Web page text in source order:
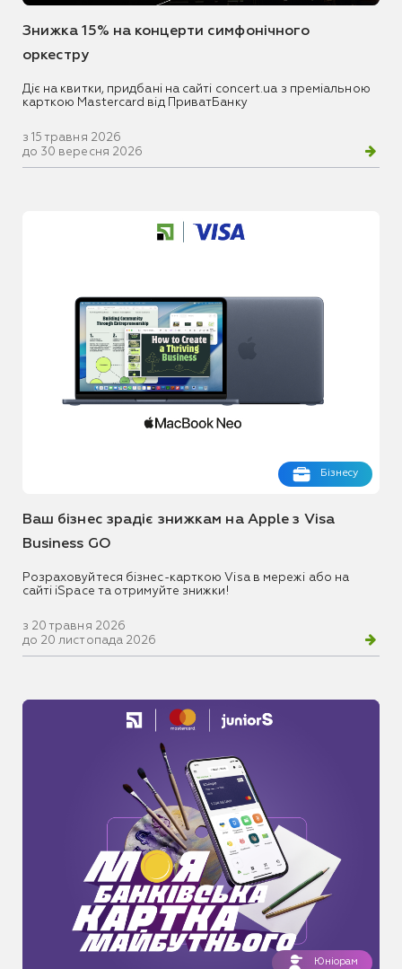
Знижка 15% на концерти симфонічного
оркестру
Діє на квитки, придбані на сайті concert.ua з преміальною
карткою Mastercard від ПриватБанку
з 15 травня 2026
до 30 вересня 2026
Бізнесу
Ваш бізнес зрадіє знижкам на Apple з Visa
Business GO
Розраховуйтеся бізнес-карткою Visa в мережі або на
сайті iSpace та отримуйте знижки!
з 20 травня 2026
до 20 листопада 2026
Юніорам